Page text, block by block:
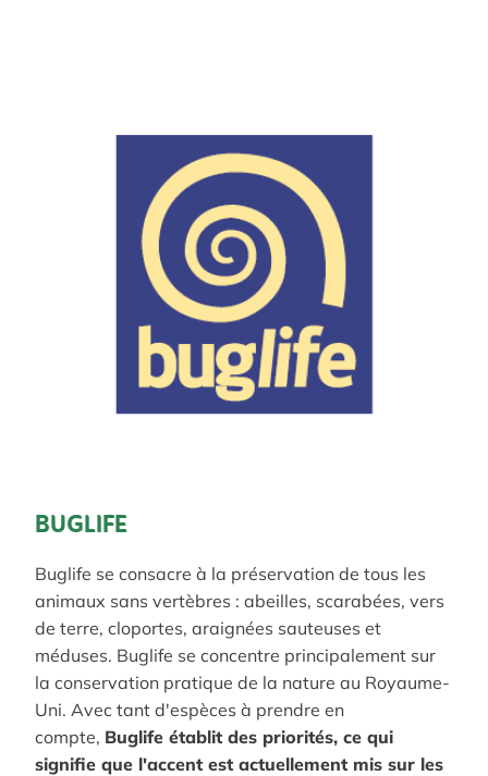
BUGLIFE
Buglife se consacre à la préservation de tous les
animaux sans vertèbres : abeilles, scarabées, vers
de terre, cloportes, araignées sauteuses et
méduses. Buglife se concentre principalement sur
la conservation pratique de la nature au Royaume-
Uni. Avec tant d'espèces à prendre en
compte, Buglife établit des priorités, ce qui
signifie que l'accent est actuellement mis sur les